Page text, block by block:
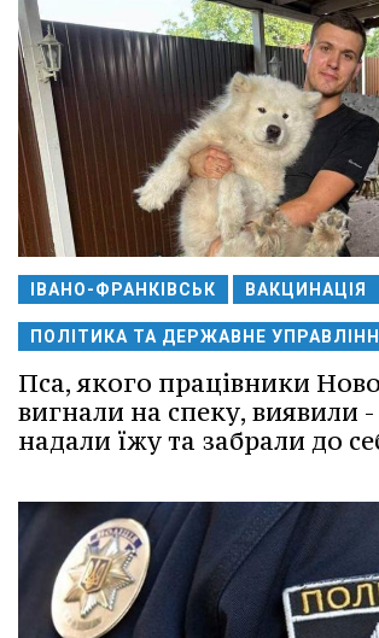
ІВАНО-ФРАНКІВСЬК ВАКЦИНАЦІЯ
ПОЛІТИКА ТА ДЕРЖАВНЕ
Пса, якого працівники
вигнали на спеку, виявили
надали їжу та забрали до